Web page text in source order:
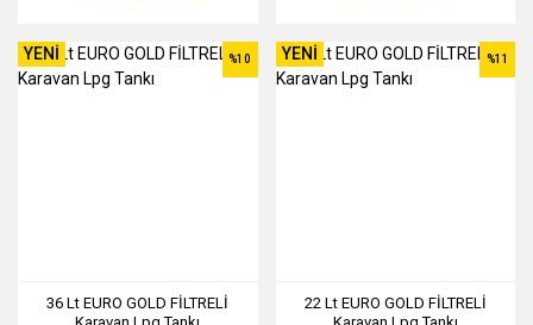
YENİ
36 Lt EURO GOLD FİLTRELİ
%10 YENİ
22 Lt EURO GOLD FİLTRELİ
%11